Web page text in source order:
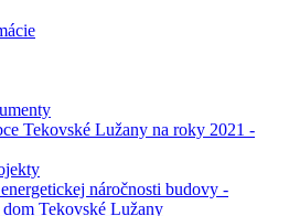
Tekovské Lužany na roky 2021 -
náročnosti budovy -
Tekovské Lužany